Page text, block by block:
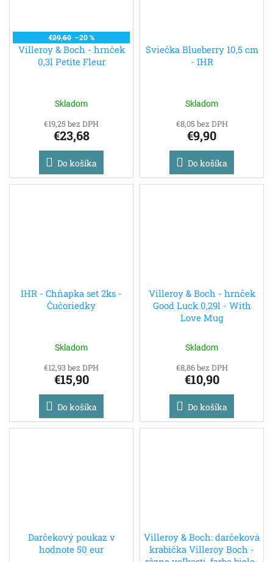
€29,60 –20 %
Villeroy & Boch - hrnček
0,3l Petite Fleur
Skladom
€19,25 bez DPH
€23,68
Do košíka
Sviečka Blueberry 10,5 cm
- IHR
Skladom
€8,05 bez DPH
€9,90
Do košíka
IHR - Chňapka set 2ks -
Čučoriedky
Skladom
€12,93 bez DPH
€15,90
Do košíka
Villeroy & Boch - hrnček
Good Luck 0,29l - With
Love Mug
Skladom
€8,86 bez DPH
€10,90
Do košíka
Darčekový poukaz v
hodnote 50 eur
Villeroy & Boch: darčeková
krabička Villeroy Boch -